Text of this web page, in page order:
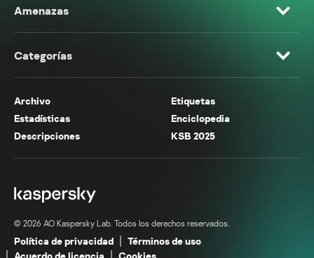
Amenazas
Categorías
Archivo
Etiquetas
Estadísticas
Enciclopedia
Descripciones
KSB 2025
© 2026 AO Kaspersky Lab. Todos los derechos reservados.
Política de privacidad
Términos de uso